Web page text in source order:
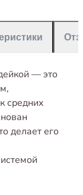
— это
средних
делает его